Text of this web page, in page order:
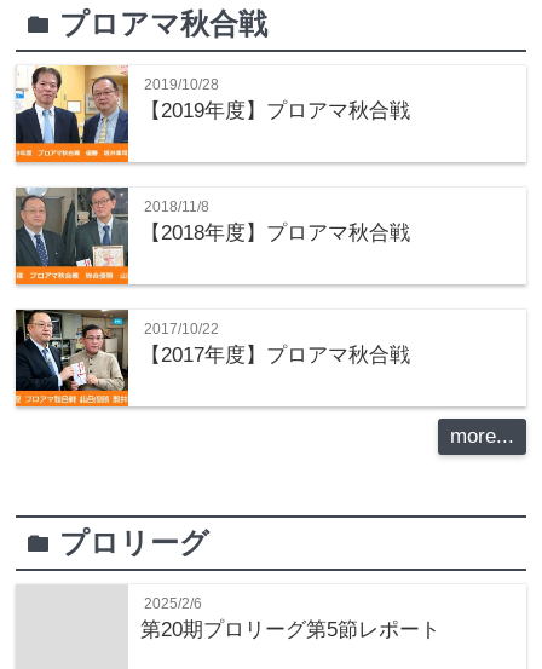
folder プロアマ秋合戦
2019/10/28
【2019年度】プロアマ秋合戦
2018/11/8
【2018年度】プロアマ秋合戦
2017/10/22
【2017年度】プロアマ秋合戦
more...
folder プロリーグ
2025/2/6
第20期プロリーグ第5節レポート